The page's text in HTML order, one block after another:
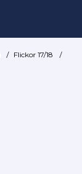
/ Flickor 17/18 /